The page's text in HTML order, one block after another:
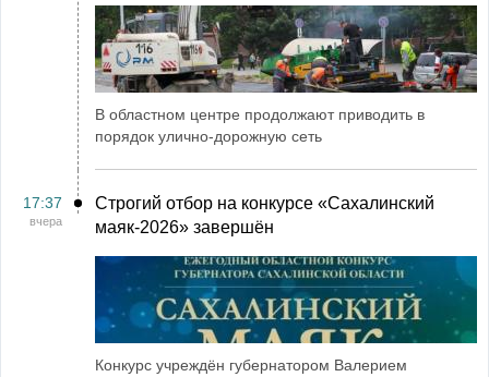
В областном центре продолжают приводить в
порядок улично-дорожную сеть
17:37
вчера
Строгий отбор на конкурсе «Сахалинский
маяк‑2026» завершён
Конкурс учреждён губернатором Валерием